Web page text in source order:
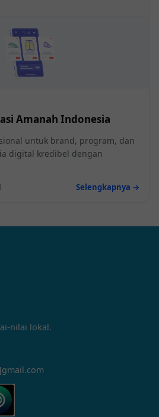
Amanah Indonesia
untuk brand, program, dan
digital kredibel dengan
Selengkapnya →
nilai lokal.